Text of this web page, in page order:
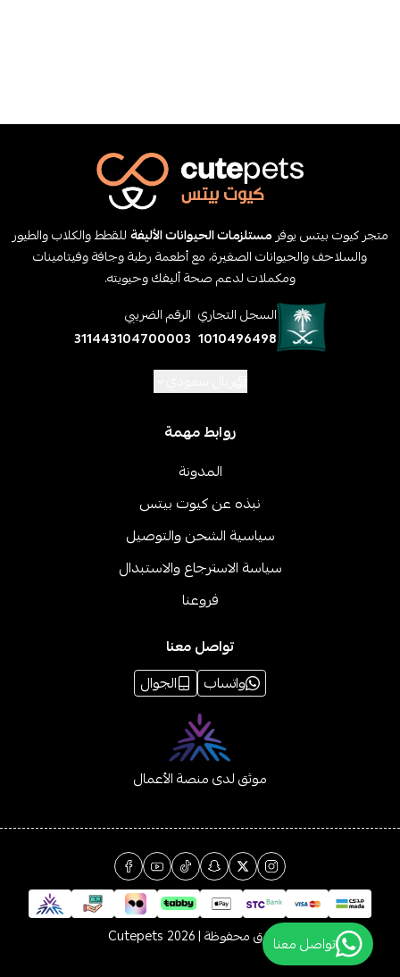
متجر كيوت بيتس يوفر مستلزمات الحيوانات الأليفةللقطط والكلاب والطيور
والسلاحف والحيوانات الصغيرة، مع أطعمة رطبة وجافة وفيتامينات
ومكملات لدعم صحة أليفك وحيويته.
السجل التجاري
1010496498
الرقم الضريبي
311443104700003
روابط مهمة
المدونة
نبذه عن كيوت بيتس
سياسية الشحن والتوصيل
سياسة الاسترجاع والاستبدال
فروعنا
تواصل معنا
واتساب
الجوال
موثق لدى منصة الأعمال
الحقوق محفوظة | 2026 Cutepets تواصل معنا